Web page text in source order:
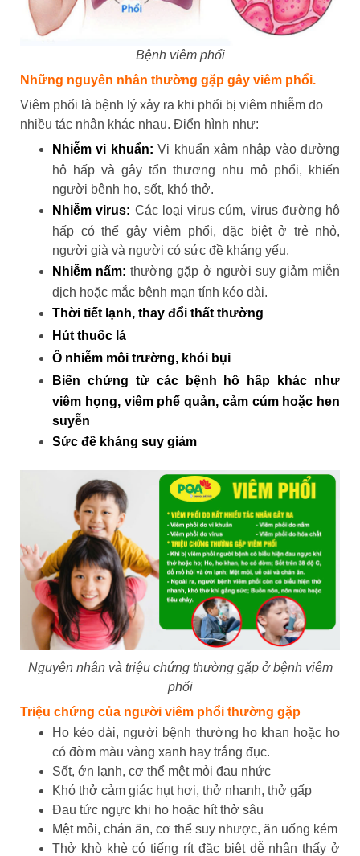
Bệnh viêm phổi
Những nguyên nhân thường gặp gây viêm phổi.
Viêm phổi là bệnh lý xảy ra khi phổi bị viêm nhiễm do
nhiều tác nhân khác nhau. Điển hình như:
Nhiễm vi khuẩn: Vi khuẩn xâm nhập vào đường
hô hấp và gây tổn thương nhu mô phổi, khiến
người bệnh ho, sốt, khó thở.
Nhiễm virus: Các loại virus cúm, virus đường hô
hấp có thể gây viêm phổi, đặc biệt ở trẻ nhỏ,
người già và người có sức đề kháng yếu.
Nhiễm nấm: thường gặp ở người suy giảm miễn
dịch hoặc mắc bệnh mạn tính kéo dài.
Thời tiết lạnh, thay đổi thất thường
Hút thuốc lá
Ô nhiễm môi trường, khói bụi
Biến chứng từ các bệnh hô hấp khác như
viêm họng, viêm phế quản, cảm cúm hoặc hen
suyễn
Sức đề kháng suy giảm
Nguyên nhân và triệu chứng thường gặp ở bệnh viêm
phổi
Triệu chứng của người viêm phổi thường gặp
Ho kéo dài, người bệnh thường ho khan hoặc ho
có đờm màu vàng xanh hay trắng đục.
Sốt, ớn lạnh, cơ thể mệt mỏi đau nhức
Khó thở cảm giác hụt hơi, thở nhanh, thở gấp
Đau tức ngực khi ho hoặc hít thở sâu
Mệt mỏi, chán ăn, cơ thể suy nhược, ăn uống kém
Thở khò khè có tiếng rít đặc biệt dễ nhận thấy ở